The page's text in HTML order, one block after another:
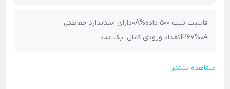
قابلیت ثبت 500 داده%0Aدارای استاندارد حفاظتی
IP67%0Aتعداد ورودی کانال: یک عدد
مشاهده بیشتر